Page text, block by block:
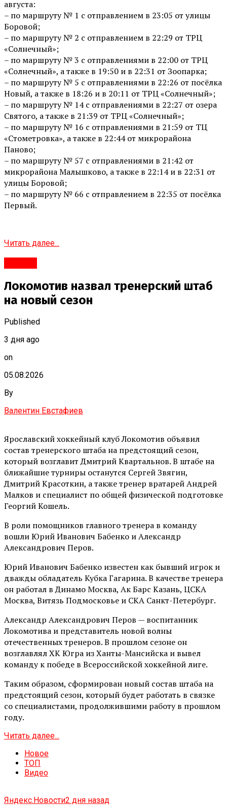
августа:
– по маршруту № 1 с отправлением в 23:05 от улицы
Боровой;
– по маршруту № 2 с отправлением в 22:29 от ТРЦ
«Солнечный»;
– по маршруту № 3 с отправлениями в 22:00 от ТРЦ
«Солнечный», а также в 19:50 и в 22:31 от Зоопарка;
– по маршруту № 5 с отправлениями в 22:26 от посёлка
Новый, а также в 18:26 и в 20:11 от ТРЦ «Солнечный»;
– по маршруту № 14 с отправлениями в 22:27 от озера
Святого, а также в 21:39 от ТРЦ «Солнечный»;
– по маршруту № 16 с отправлениями в 21:59 от ТЦ
«Стометровка», а также в 22:44 от микрорайона
Паново;
– по маршруту № 57 с отправлениями в 21:42 от
микрорайона Малышково, а также в 22:14 и в 22:31 от
улицы Боровой;
– по маршруту № 66 с отправлением в 22:35 от посёлка
Первый.
Читать далее...
Локомотив назвал тренерский штаб
на новый сезон
Published
3 дня ago
on
05.08.2026
By
Валентин Евстафиев
Ярославский хоккейный клуб Локомотив объявил
состав тренерского штаба на предстоящий сезон,
который возглавит Дмитрий Квартальнов. В штабе на
ближайшие турниры останутся Сергей Звягин,
Дмитрий Красоткин, а также тренер вратарей Андрей
Малков и специалист по общей физической подготовке
Георгий Кошель.
В роли помощников главного тренера в команду
вошли Юрий Иванович Бабенко и Александр
Александрович Перов.
Юрий Иванович Бабенко известен как бывший игрок и
дважды обладатель Кубка Гагарина. В качестве тренера
он работал в Динамо Москва, Ак Барс Казань, ЦСКА
Москва, Витязь Подмосковье и СКА Санкт-Петербург.
Александр Александрович Перов — воспитанник
Локомотива и представитель новой волны
отечественных тренеров. В прошлом сезоне он
возглавлял ХК Югра из Ханты-Мансийска и вывел
команду к победе в Всероссийской хоккейной лиге.
Таким образом, сформирован новый состав штаба на
предстоящий сезон, который будет работать в связке
со специалистами, продолжившими работу в прошлом
году.
Читать далее...
Новое
ТОП
Видео
Яндекс.Новости2 дня назад